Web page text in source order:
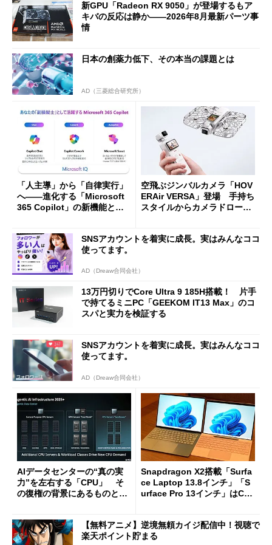
新GPU「Radeon RX 9050」が登場するもア
キバの反応は静か――2026年8月最新パーツ事
情
日本の創薬力低下、その本当の課題とは
AD（三菱総合研究所）
「人主導」から「自律実行」
へ――進化する「Microsoft
365 Copilot」の新機能とエ
空飛ぶジンバルカメラ「HOV
ERAir VERSA」登場 手持ち
スタイルからカメラドローン
SNSアカウントを着実に成長。実はみんなココ
使ってます。
AD（Dreaw合同会社）
13万円切りでCore Ultra 9 185H搭載！ 片手
で持てるミニPC「GEEKOM IT13 Max」のコ
スパと実力を検証する
SNSアカウントを着実に成長。実はみんなココ
使ってます。
AD（Dreaw合同会社）
AIデータセンターの“真の実
力”を左右する「CPU」 そ
の復権の背景にあるものと
Snapdragon X2搭載「Surfa
ce Laptop 13.8インチ」「S
urface Pro 13インチ」はCop
た
【無料アニメ】逆境無頼カイジ配信中！視聴で
楽天ポイント貯まる